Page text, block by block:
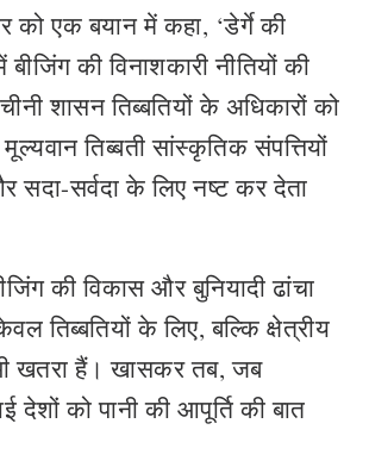
को एक बयान में कहा, ‘डेर्गे की
की विनाशकारी नीतियों की
शासन तिब्बतियों के अधिकारों को
तिब्बती सांस्कृतिक संपत्तियों
सदा-सर्वदा के लिए नष्ट कर देता
की विकास और बुनियादी ढांचा
तिब्बतियों के लिए, बल्कि क्षेत्रीय
खतरा हैं। खासकर तब, जब
देशों को पानी की आपूर्ति की बात